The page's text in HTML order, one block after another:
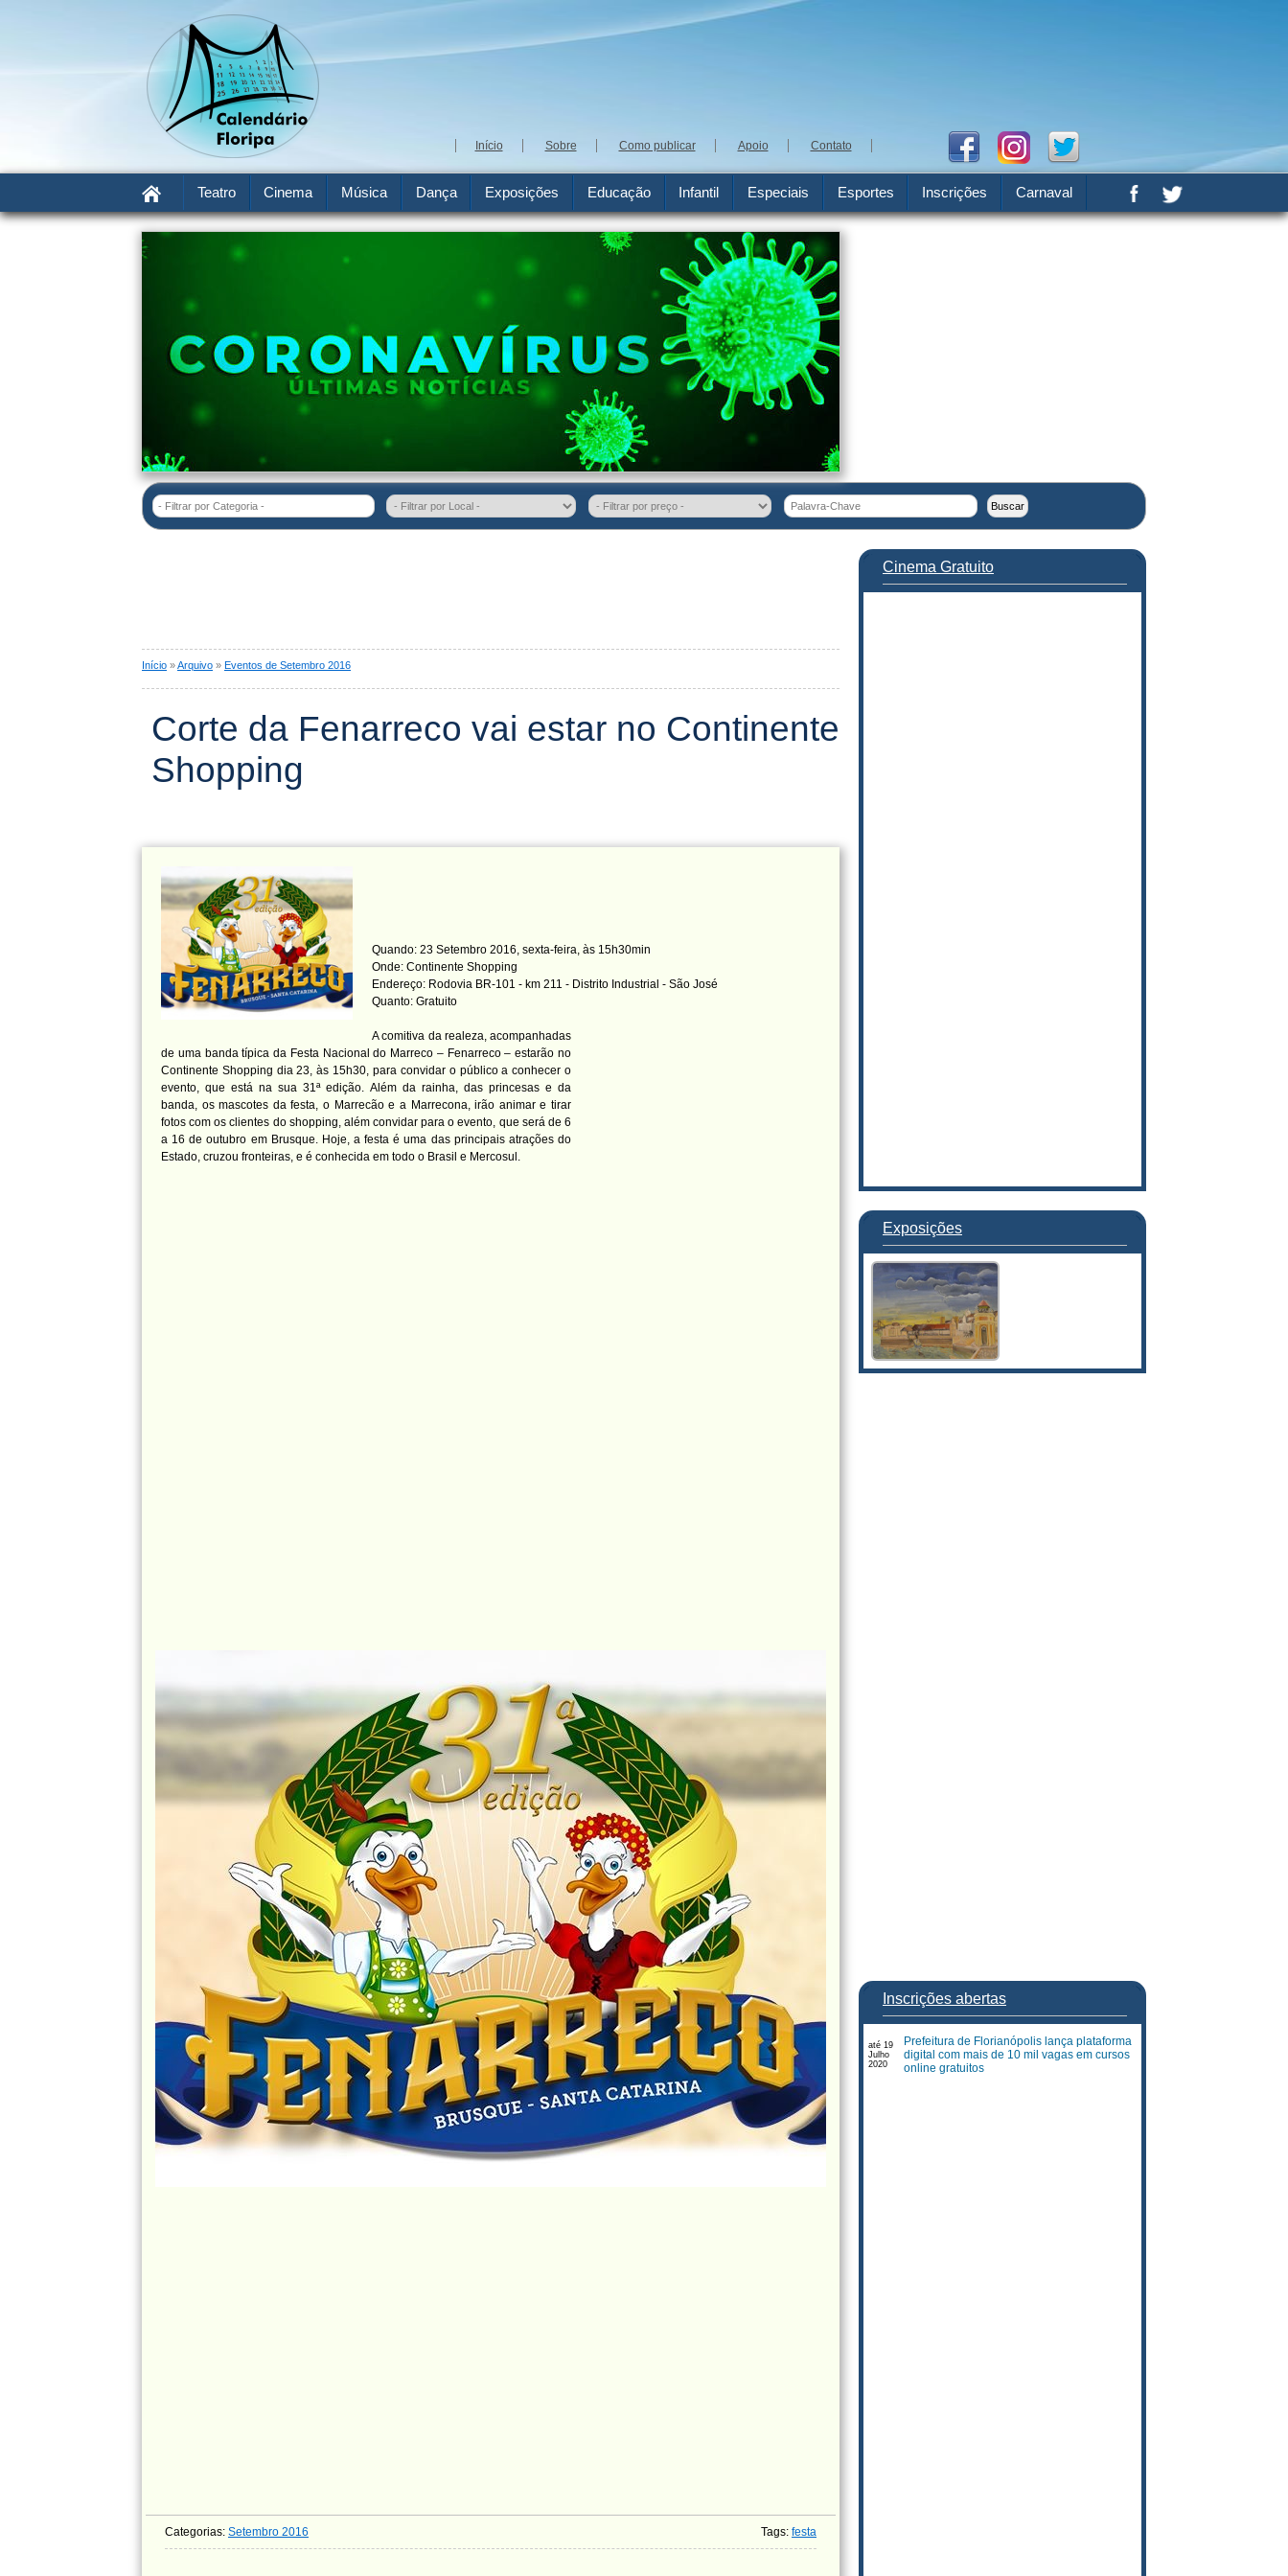
Início Sobre Como publicar Apoio Contato
Teatro Cinema Música Dança Exposições Educação Infantil Especiais Esportes Inscrições Carnaval
- Filtrar por Categoria -
Início »Arquivo » Eventos de Setembro 2016
Corte da Fenarreco vai estar no Continente
Shopping
Quando: 23 Setembro 2016, sexta-feira, às 15h30min
Onde: Continente Shopping
Endereço: Rodovia BR-101 - km 211 - Distrito Industrial - São José
Quanto: Gratuito
A comitiva da realeza, acompanhadas
de uma banda típica da Festa Nacional do Marreco – Fenarreco – estarão no
Continente Shopping dia 23, às 15h30, para convidar o público a conhecer o
evento, que está na sua 31ª edição. Além da rainha, das princesas e da
banda, os mascotes da festa, o Marrecão e a Marrecona, irão animar e tirar
fotos com os clientes do shopping, além convidar para o evento, que será de 6
a 16 de outubro em Brusque. Hoje, a festa é uma das principais atrações do
Estado, cruzou fronteiras, e é conhecida em todo o Brasil e Mercosul.
Categorias: Setembro 2016 Tags: festa
Cinema Gratuito
Exposições
Inscrições abertas
até 19
Julho
2020
Prefeitura de Florianópolis lança plataforma
digital com mais de 10 mil vagas em cursos
online gratuitos